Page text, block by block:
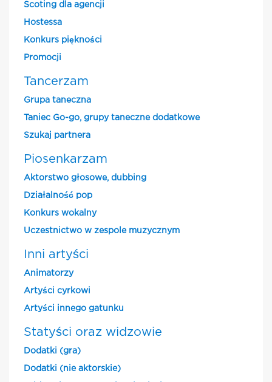
Scoting dla agencji
Hostessa
Konkurs piękności
Promocji
Tancerzam
Grupa taneczna
Taniec Go-go, grupy taneczne dodatkowe
Szukaj partnera
Piosenkarzam
Aktorstwo głosowe, dubbing
Działalność pop
Konkurs wokalny
Uczestnictwo w zespole muzycznym
Inni artyści
Animatorzy
Artyści cyrkowi
Artyści innego gatunku
Statyści oraz widzowie
Dodatki (gra)
Dodatki (nie aktorskie)